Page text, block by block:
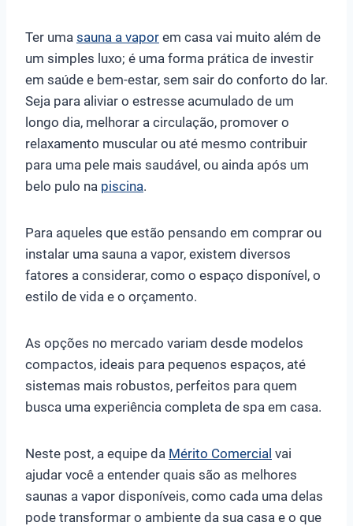
Ter uma sauna a vapor em casa vai muito além de
um simples luxo; é uma forma prática de investir
em saúde e bem-estar, sem sair do conforto do lar.
Seja para aliviar o estresse acumulado de um
longo dia, melhorar a circulação, promover o
relaxamento muscular ou até mesmo contribuir
para uma pele mais saudável, ou ainda após um
belo pulo na piscina.
Para aqueles que estão pensando em comprar ou
instalar uma sauna a vapor, existem diversos
fatores a considerar, como o espaço disponível, o
estilo de vida e o orçamento.
As opções no mercado variam desde modelos
compactos, ideais para pequenos espaços, até
sistemas mais robustos, perfeitos para quem
busca uma experiência completa de spa em casa.
Neste post, a equipe da Mérito Comercial vai
ajudar você a entender quais são as melhores
saunas a vapor disponíveis, como cada uma delas
pode transformar o ambiente da sua casa e o que